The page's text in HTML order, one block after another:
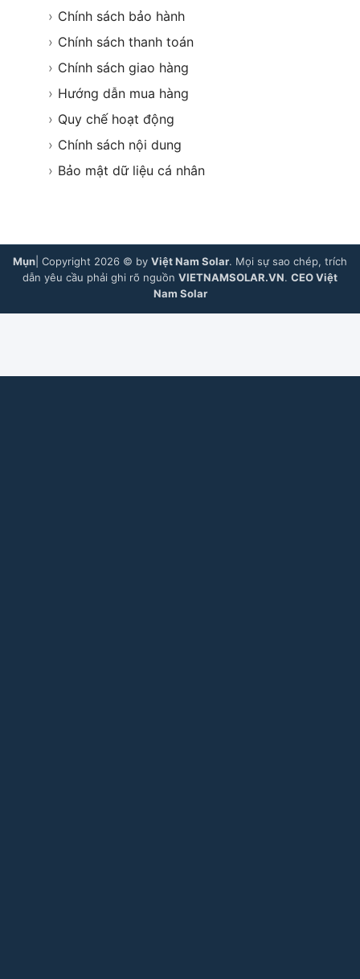
› Chính sách bảo hành
› Chính sách thanh toán
› Chính sách giao hàng
› Hướng dẫn mua hàng
› Quy chế hoạt động
› Chính sách nội dung
› Bảo mật dữ liệu cá nhân
Mụn | Copyright 2026 © by Việt Nam Solar. Mọi sự sao chép, trích
dẫn yêu cầu phải ghi rõ nguồn VIETNAMSOLAR.VN. CEO Việt
Nam Solar